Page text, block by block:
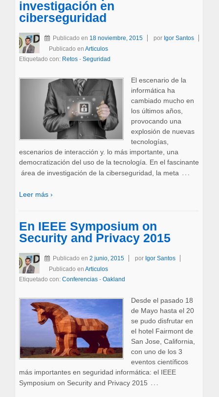
investigación en
ciberseguridad
Publicado en 18 noviembre, 2015 por Igor Santos
Publicado en Articulos
Etiquetado con: Retos- Seguridad
El escenario de la
informática ha
cambiado mucho en
los últimos años,
provocando una
explosión de nuevas
tecnologías,
escenarios de interacción y. lo más importante, una
democratización del uso de la tecnología. En el fascinante
área de investigación de la ciberseguridad, la meta …
Leer más ›
En IEEE Symposium on
Security and Privacy 2015
Publicado en 2 junio, 2015 por Igor Santos
Publicado en Articulos
Etiquetado con: Conferencias- Oakland
Desde el pasado 18
de Mayo hasta el 20
se pudo disfrutar en
el hotel Fairmont de
San Jose, California,
con uno de los 3
eventos científicos
más importantes en seguridad informática: el IEEE
Symposium on Security and Privacy 2015 …